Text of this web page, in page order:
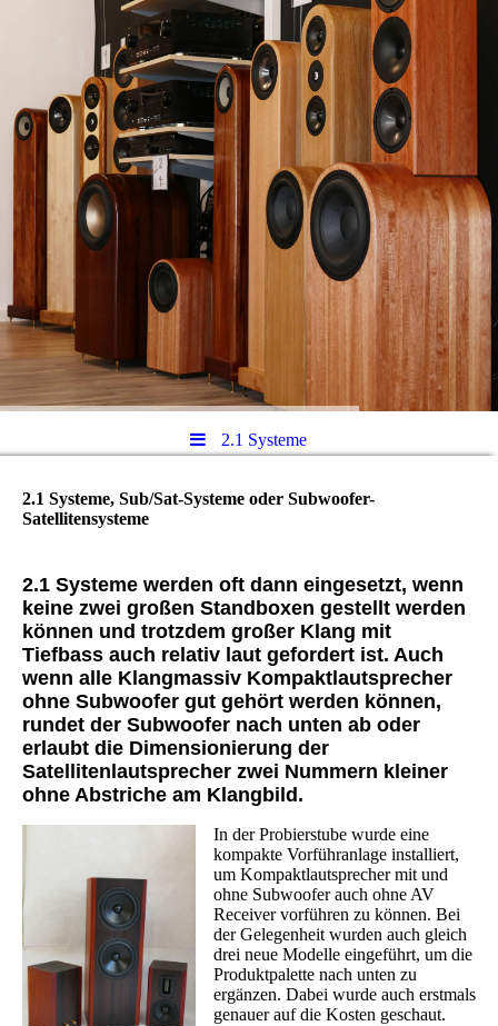
2.1 Systeme
2.1 Systeme, Sub/Sat-Systeme oder Subwoofer-
Satellitensysteme
2.1 Systeme werden oft dann eingesetzt, wenn
keine zwei großen Standboxen gestellt werden
können und trotzdem großer Klang mit
Tiefbass auch relativ laut gefordert ist. Auch
wenn alle Klangmassiv Kompaktlautsprecher
ohne Subwoofer gut gehört werden können,
rundet der Subwoofer nach unten ab oder
erlaubt die Dimensionierung der
Satellitenlautsprecher zwei Nummern kleiner
ohne Abstriche am Klangbild.
In der Probierstube wurde eine
kompakte Vorführanlage installiert,
um Kompaktlautsprecher mit und
ohne Subwoofer auch ohne AV
Receiver vorführen zu können. Bei
der Gelegenheit wurden auch gleich
drei neue Modelle eingeführt, um die
Produktpalette nach unten zu
ergänzen. Dabei wurde auch erstmals
genauer auf die Kosten geschaut.